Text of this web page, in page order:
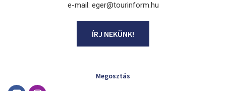
e-mail: eger@tourinform.hu
ÍRJ NEKÜNK!
Megosztás